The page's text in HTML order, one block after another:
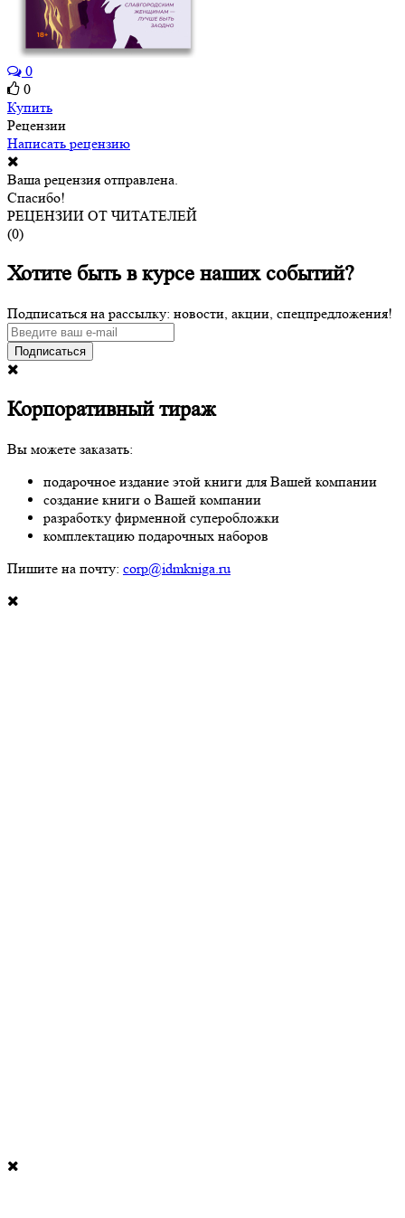
0
0
Купить
Рецензии
Написать рецензию
Ваша рецензия отправлена.
Спасибо!
РЕЦЕНЗИИ ОТ ЧИТАТЕЛЕЙ
(0)
Хотите быть в курсе наших событий?
Подписаться на рассылку: новости, акции, спецпредложения!
Подписаться
Корпоративный тираж
Вы можете заказать:
подарочное издание этой книги для Вашей компании
создание книги о Вашей компании
разработку фирменной суперобложки
комплектацию подарочных наборов
Пишите на почту: corp@idmkniga.ru